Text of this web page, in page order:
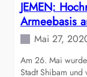
JEMEN:
Armeebasis
Mai 27,
Am 26. Mai
Stadt Shibam